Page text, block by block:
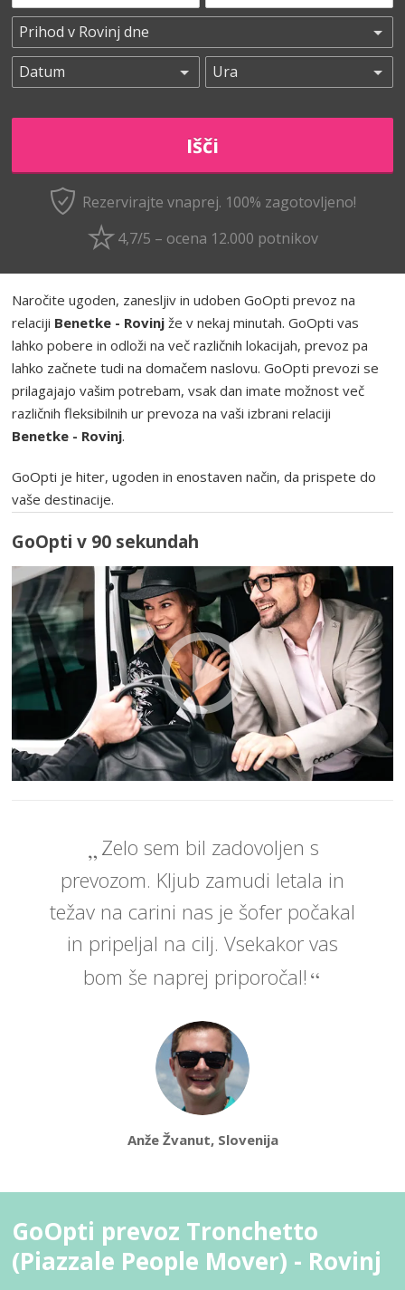
Rezervirajte vnaprej. 100% zagotovljeno!
4,7/5 – ocena 12.000 potnikov
Naročite ugoden, zanesljiv in udoben GoOpti prevoz na
relaciji Benetke - Rovinj že v nekaj minutah. GoOpti vas
lahko pobere in odloži na več različnih lokacijah, prevoz pa
lahko začnete tudi na domačem naslovu. GoOpti prevozi se
prilagajajo vašim potrebam, vsak dan imate možnost več
različnih fleksibilnih ur prevoza na vaši izbrani relaciji
Benetke - Rovinj.
GoOpti je hiter, ugoden in enostaven način, da prispete do
vaše destinacije.
GoOpti v 90 sekundah
Zelo sem bil zadovoljen s
prevozom. Kljub zamudi letala in
težav na carini nas je šofer počakal
in pripeljal na cilj. Vsekakor vas
bom še naprej priporočal!
Anže Žvanut, Slovenija
GoOpti prevoz Tronchetto
(Piazzale People Mover) - Rovinj